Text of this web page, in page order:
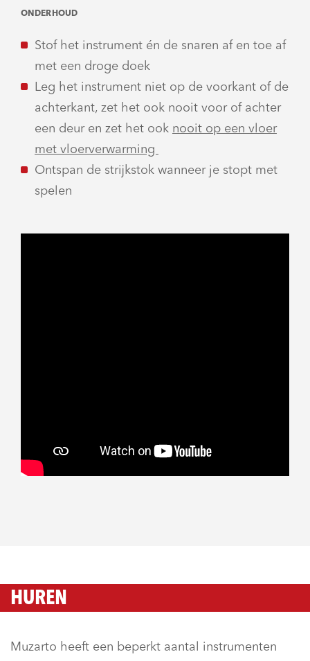
ONDERHOUD
Stof het instrument én de snaren af en toe af
met een droge doek
Leg het instrument niet op de voorkant of de
achterkant, zet het ook nooit voor of achter
een deur en zet het ook nooit op een vloer
met vloerverwarming
Ontspan de strijkstok wanneer je stopt met
spelen
HUREN
Muzarto heeft een beperkt aantal instrumenten